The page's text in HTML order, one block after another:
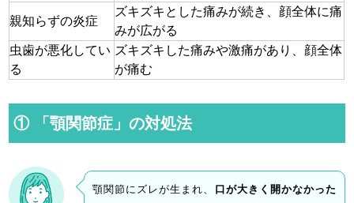
親知らずの炎症
ズキズキとした痛みが続き、顔全体に痛
みが広がる
虫歯が悪化してい
る
ズキズキした痛みや激痛があり、顔全体
が痛む
① 「顎関節症」の対処法
顎関節にズレが生まれ、 口が大きく開かなかった